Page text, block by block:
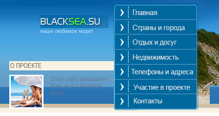
наше любимое море!
Этот сайт расскажет
Вам, все о Черном
море.